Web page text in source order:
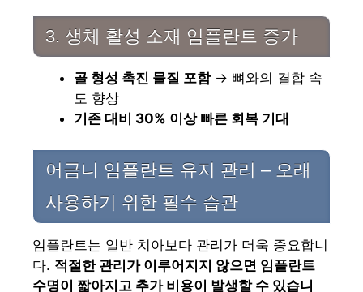
3. 생체 활성 소재 임플란트 증가
골 형성 촉진 물질 포함→ 뼈와의 결합 속
도 향상
기존 대비 30% 이상 빠른 회복 기대
어금니 임플란트 유지 관리 – 오래
사용하기 위한 필수 습관
임플란트는 일반 치아보다 관리가 더욱 중요합니
다. 적절한 관리가 이루어지지 않으면 임플란트
수명이 짧아지고 추가 비용이 발생할 수 있습니